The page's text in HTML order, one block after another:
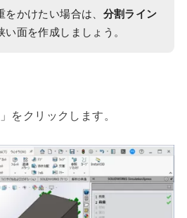
をかけたい場合は、 分割ライン
い面を作成しましょう。
をクリックします。